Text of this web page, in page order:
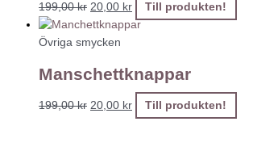
199,00kr 20,00 kr Till produkten!
Övriga smycken
Manschettknappar
199,00kr 20,00 kr Till produkten!